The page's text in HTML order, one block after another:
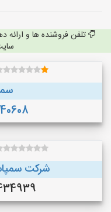
تلفن فروشنده ها و
شرکت